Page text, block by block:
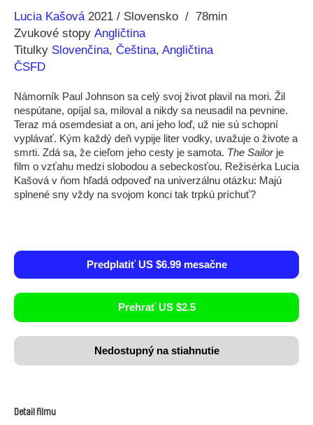
Réžia
Lucia Kašová
Rok
výroby
2021 Slovensko
78min
Zvukové stopy Angličtina
Titulky Slovenčina, Čeština, Angličtina
ČSFD
Námorník Paul Johnson sa celý svoj život plavil na mori. Žil
nespútane, opíjal sa, miloval a nikdy sa neusadil na pevnine.
Teraz má osemdesiat a on, ani jeho loď, už nie sú schopní
vyplávať. Kým každý deň vypije liter vodky, uvažuje o živote a
smrti. Zdá sa, že cieľom jeho cesty je samota. The Sailorje
film o vzťahu medzi slobodou a sebeckosťou. Režisérka Lucia
Kašová v ňom hľadá odpoveď na univerzálnu otázku: Majú
splnené sny vždy na svojom konci tak trpkú príchuť?
Predplatiť US $6.99 mesačne
Prehrať US $2.5
Nedostupný na stiahnutie
Detail filmu